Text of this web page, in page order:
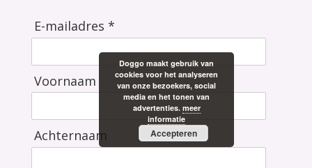
E-mailadres *
Voornaam
Achternaam
Doggo maakt gebruik van
cookies voor het analyseren
van onze bezoekers, social
media en het tonen van
advertenties. meer
informatie
Accepteren